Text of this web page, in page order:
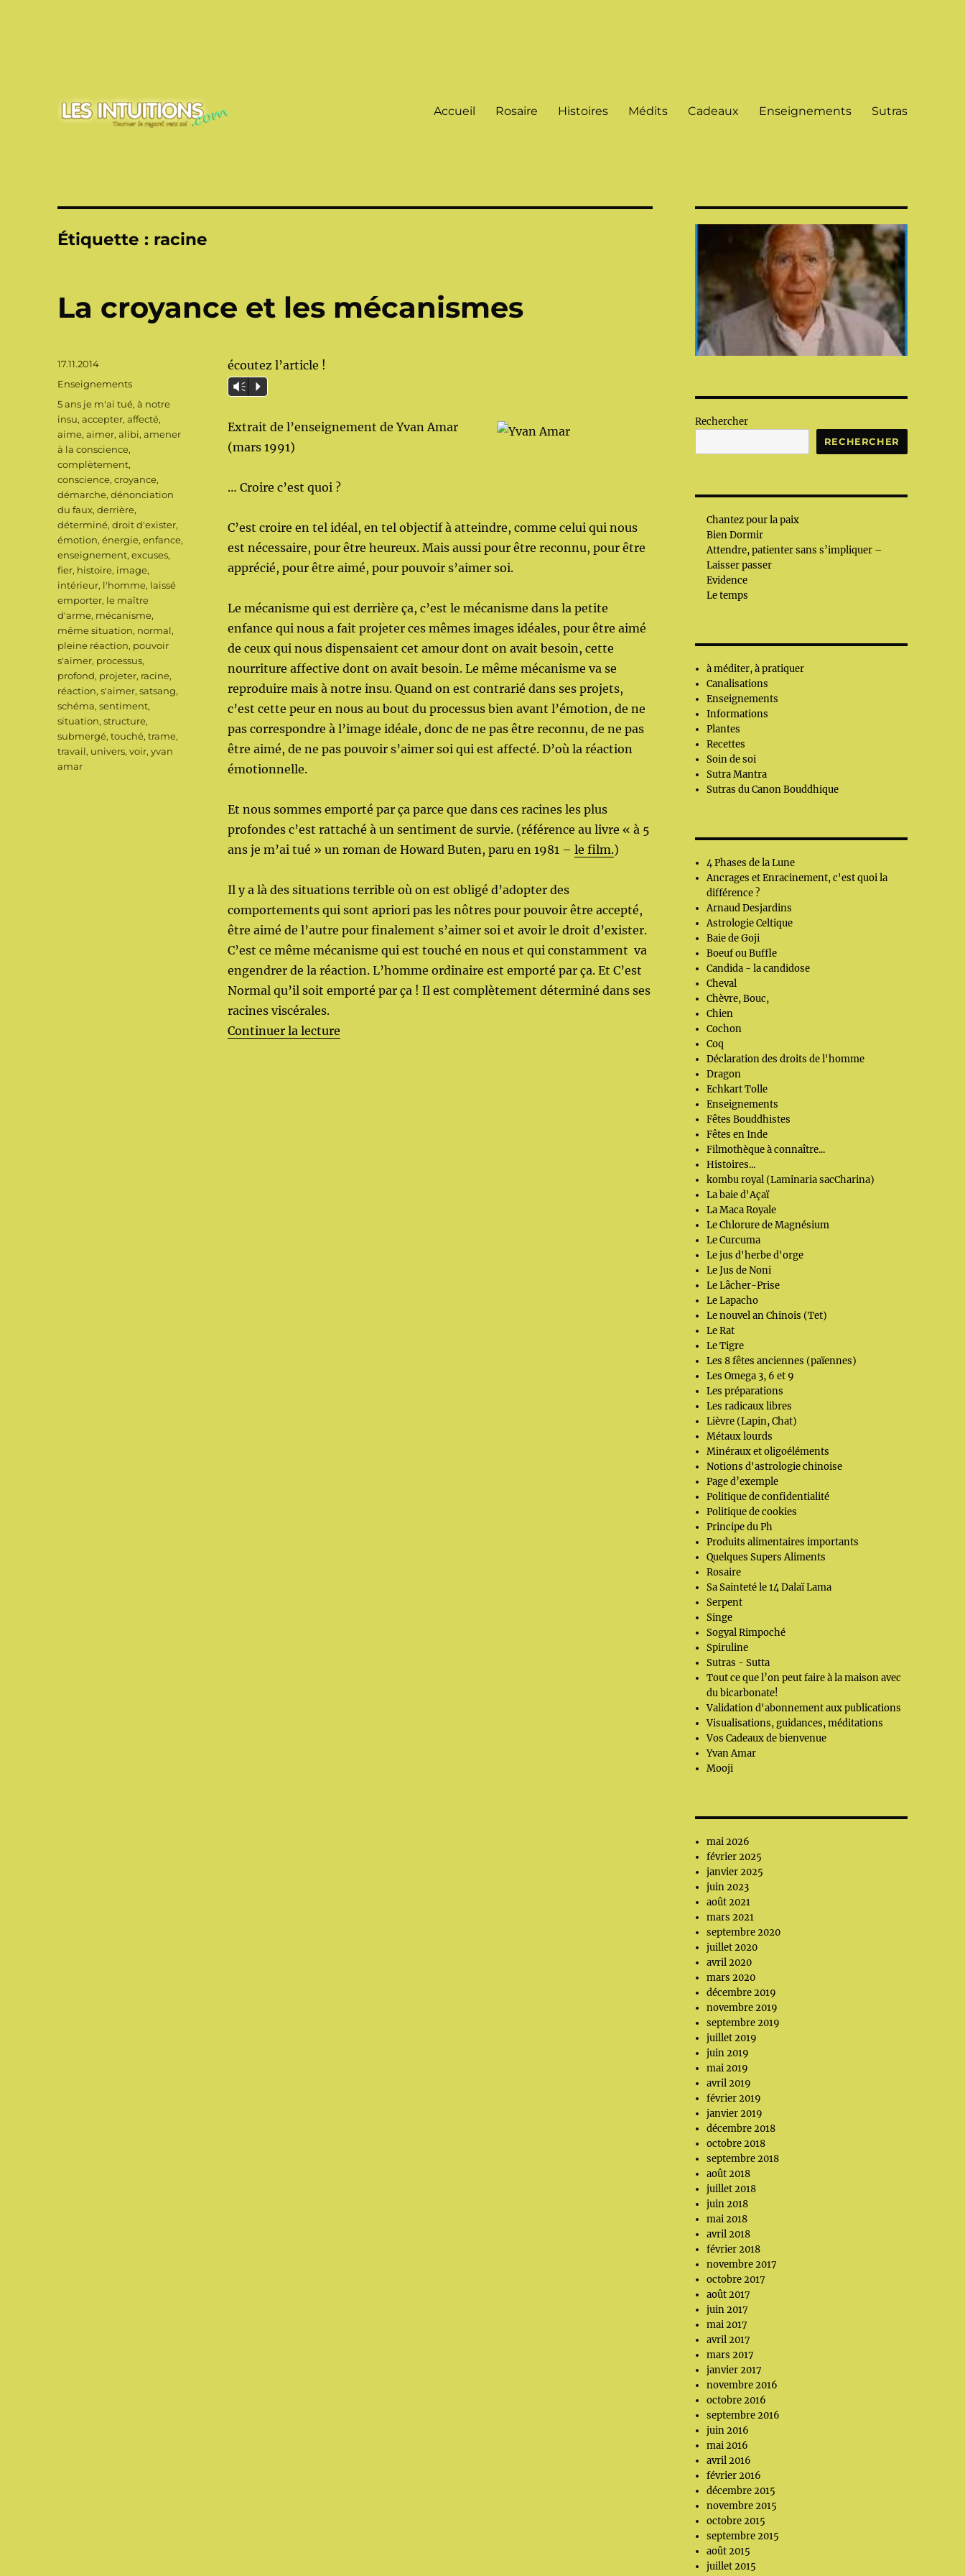
Accueil Rosaire Histoires Médits Cadeaux Enseignements Sutras
Étiquette : racine
La croyance et les mécanismes
écoutez l’article !
Vm P
Extrait de l’enseignement de Yvan Amar
(mars 1991)
… Croire c’est quoi ?
C’est croire en tel idéal, en tel objectif à atteindre, comme celui qui nous
est nécessaire, pour être heureux. Mais aussi pour être reconnu, pour être
apprécié, pour être aimé, pour pouvoir s’aimer soi.
Le mécanisme qui est derrière ça, c’est le mécanisme dans la petite
enfance qui nous a fait projeter ces mêmes images idéales, pour être aimé
de ceux qui nous dispensaient cet amour dont on avait besoin, cette
nourriture affective dont on avait besoin. Le même mécanisme va se
reproduire mais à notre insu. Quand on est contrarié dans ses projets,
c’est cette peur en nous au bout du processus bien avant l’émotion, de ne
pas correspondre à l’image idéale, donc de ne pas être reconnu, de ne pas
être aimé, de ne pas pouvoir s’aimer soi qui est affecté. D’où la réaction
émotionnelle.
Et nous sommes emporté par ça parce que dans ces racines les plus
profondes c’est rattaché à un sentiment de survie. (référence au livre « à 5
ans je m’ai tué » un roman de Howard Buten, paru en 1981 – le film.)
Il y a là des situations terrible où on est obligé d’adopter des
comportements qui sont apriori pas les nôtres pour pouvoir être accepté,
être aimé de l’autre pour finalement s’aimer soi et avoir le droit d’exister.
C’est ce même mécanisme qui est touché en nous et qui constamment va
engendrer de la réaction. L’homme ordinaire est emporté par ça. Et C’est
Normal qu’il soit emporté par ça ! Il est complètement déterminé dans ses
racines viscérales.
Continuer la lecturede « La croyance et les mécanismes »
Publié
17.11.2014
Catégories
Enseignements
Étiquettes
5 ans je m'ai tué,à notre
insu,accepter,affecté,
aime,aimer,alibi,amener
à la conscience,
complètement,
conscience,croyance,
démarche,dénonciation
du faux,derrière,
déterminé,droit d'exister,
émotion,énergie,enfance,
enseignement,excuses,
fier, histoire, image,
intérieur, l'homme, laissé
emporter, le maître
d'arme, mécanisme,
même situation, normal,
pleine réaction, pouvoir
s'aimer, processus,
profond, projeter, racine,
réaction,s'aimer,satsang,
schéma,sentiment,
situation,structure,
submergé,touché,trame,
travail, univers,voir,yvan
amar
Rechercher
RECHERCHER
Chantez pour la paix
Bien Dormir
Attendre, patienter sans s’impliquer –
Laisser passer
Evidence
Le temps
à méditer, à pratiquer
Canalisations
Enseignements
Informations
Plantes
Recettes
Soin de soi
Sutra Mantra
Sutras du Canon Bouddhique
4 Phases de la Lune
Ancrages et Enracinement, c'est quoi la
différence ?
Arnaud Desjardins
Astrologie Celtique
Baie de Goji
Boeuf ou Buffle
Candida - la candidose
Cheval
Chèvre, Bouc,
Chien
Cochon
Coq
Déclaration des droits de l'homme
Dragon
Echkart Tolle
Enseignements
Fêtes Bouddhistes
Fêtes en Inde
Filmothèque à connaître...
Histoires...
kombu royal (Laminaria sacCharina)
La baie d'Açaï
La Maca Royale
Le Chlorure de Magnésium
Le Curcuma
Le jus d'herbe d'orge
Le Jus de Noni
Le Lâcher-Prise
Le Lapacho
Le nouvel an Chinois (Tet)
Le Rat
Le Tigre
Les 8 fêtes anciennes (païennes)
Les Omega 3, 6 et 9
Les préparations
Les radicaux libres
Lièvre (Lapin, Chat)
Métaux lourds
Minéraux et oligoéléments
Notions d'astrologie chinoise
Page d’exemple
Politique de confidentialité
Politique de cookies
Principe du Ph
Produits alimentaires importants
Quelques Supers Aliments
Rosaire
Sa Sainteté le 14 Dalaï Lama
Serpent
Singe
Sogyal Rimpoché
Spiruline
Sutras - Sutta
Tout ce que l’on peut faire à la maison avec
du bicarbonate!
Validation d'abonnement aux publications
Visualisations, guidances, méditations
Vos Cadeaux de bienvenue
Yvan Amar
Mooji
mai 2026
février 2025
janvier 2025
juin 2023
août 2021
mars 2021
septembre 2020
juillet 2020
avril 2020
mars 2020
décembre 2019
novembre 2019
septembre 2019
juillet 2019
juin 2019
mai 2019
avril 2019
février 2019
janvier 2019
décembre 2018
octobre 2018
septembre 2018
août 2018
juillet 2018
juin 2018
mai 2018
avril 2018
février 2018
novembre 2017
octobre 2017
août 2017
juin 2017
mai 2017
avril 2017
mars 2017
janvier 2017
novembre 2016
octobre 2016
septembre 2016
juin 2016
mai 2016
avril 2016
février 2016
décembre 2015
novembre 2015
octobre 2015
septembre 2015
août 2015
juillet 2015